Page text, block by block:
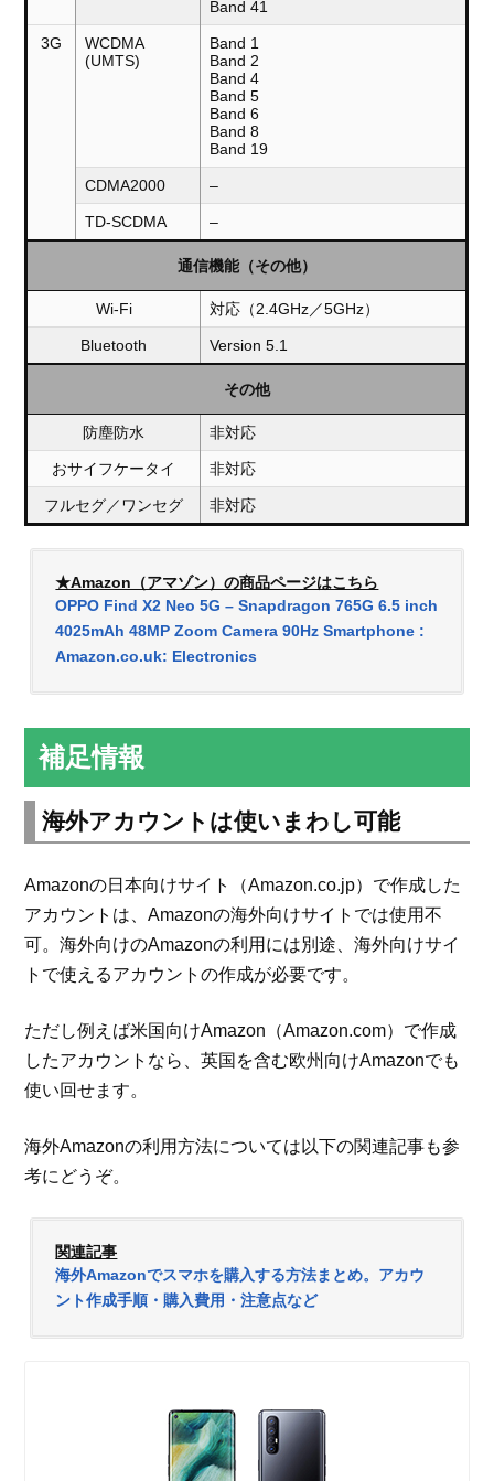
Band 41
3G
WCDMA
(UMTS)
Band 1
Band 2
Band 4
Band 5
Band 6
Band 8
Band 19
CDMA2000 –
TD-SCDMA –
通信機能（その他）
Wi-Fi 対応（2.4GHz／5GHz）
Bluetooth Version 5.1
その他
防塵防水 非対応
おサイフケータイ 非対応
フルセグ／ワンセグ 非対応
★Amazon（アマゾン）の商品ページはこちら
OPPO Find X2 Neo 5G – Snapdragon 765G 6.5 inch
4025mAh 48MP Zoom Camera 90Hz Smartphone :
Amazon.co.uk: Electronics
補足情報
海外アカウントは使いまわし可能
Amazonの日本向けサイト（Amazon.co.jp）で作成した
アカウントは、Amazonの海外向けサイトでは使用不
可。海外向けのAmazonの利用には別途、海外向けサイ
トで使えるアカウントの作成が必要です。
ただし例えば米国向けAmazon（Amazon.com）で作成
したアカウントなら、英国を含む欧州向けAmazonでも
使い回せます。
海外Amazonの利用方法については以下の関連記事も参
考にどうぞ。
関連記事
海外Amazonでスマホを購入する方法まとめ。アカウ
ント作成手順・購入費用・注意点など